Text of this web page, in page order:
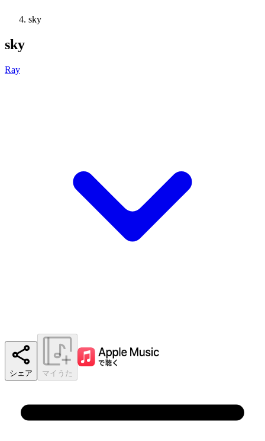
sky
sky
Ray
シェア マイうた